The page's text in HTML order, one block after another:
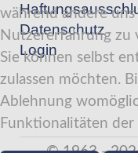
Datenschutz
Login
während andere
Nutzererfahrung zu
Sie können selbst
zulassen möchten.
Ablehnung
Funktionalitäten der